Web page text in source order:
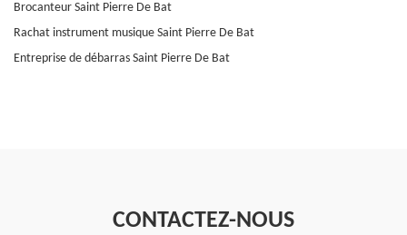
Brocanteur Saint Pierre De Bat
Rachat instrument musique Saint Pierre De Bat
Entreprise de débarras Saint Pierre De Bat
CONTACTEZ-NOUS